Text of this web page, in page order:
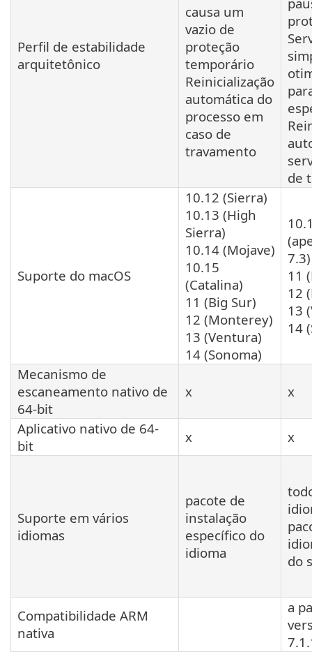
Perfil de estabilidade
arquitetônico
causa um
vazio de
proteção
temporário
Reinicialização
automática do
processo em
caso de
travamento
de
Suporte do macOS
10.12 (Sierra)
10.13 (High
Sierra)
10.14 (Mojave)
10.15
(Catalina)
11 (Big Sur)
12 (Monterey)
13 (Ventura)
14 (Sonoma)
7.3)
11
12
13
14
Mecanismo de
escaneamento nativo de
64-bit
x x
Aplicativo nativo de 64-
bit
x x
Suporte em vários
idiomas
pacote de
instalação
específico do
idioma
do
Compatibilidade ARM
nativa
a